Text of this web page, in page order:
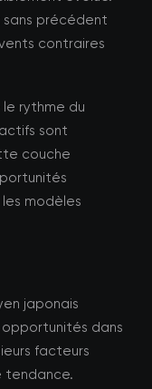
précédent
contraires
rythme du
sont
couche
modèles
japonais
dans
facteurs
tendance.